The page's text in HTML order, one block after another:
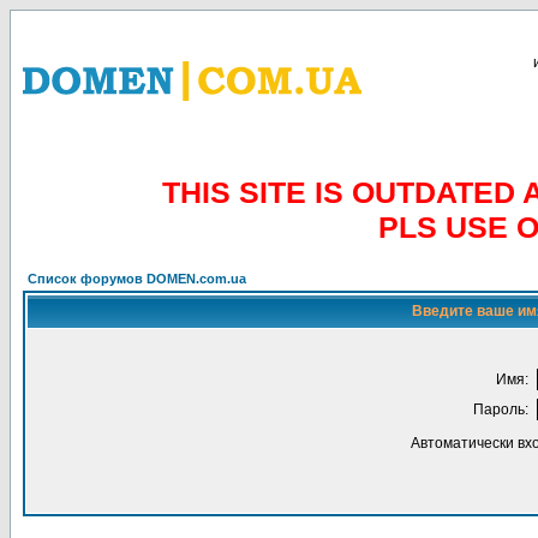
THIS SITE IS OUTDATED
PLS USE
Список форумов DOMEN.com.ua
Введите ваше
Имя:
Пароль:
Автоматически